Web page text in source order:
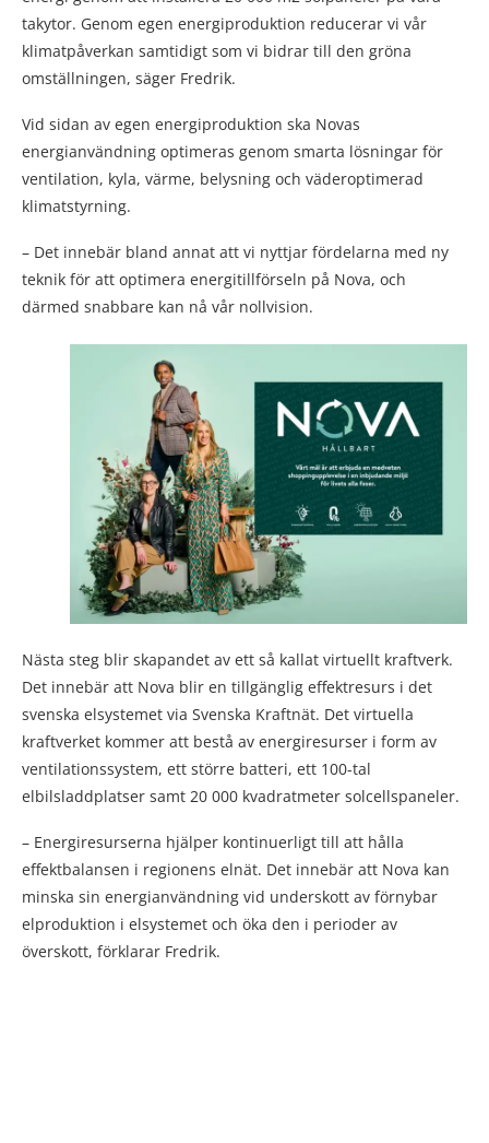
takytor. Genom egen energiproduktion reducerar vi vår
klimatpåverkan samtidigt som vi bidrar till den gröna
omställningen, säger Fredrik.
Vid sidan av egen energiproduktion ska Novas
energianvändning optimeras genom smarta lösningar för
ventilation, kyla, värme, belysning och väderoptimerad
klimatstyrning.
– Det innebär bland annat att vi nyttjar fördelarna med ny
teknik för att optimera energitillförseln på Nova, och
därmed snabbare kan nå vår nollvision.
Nästa steg blir skapandet av ett så kallat virtuellt kraftverk.
Det innebär att Nova blir en tillgänglig effektresurs i det
svenska elsystemet via Svenska Kraftnät. Det virtuella
kraftverket kommer att bestå av energiresurser i form av
ventilationssystem, ett större batteri, ett 100-tal
elbilsladdplatser samt 20 000 kvadratmeter solcellspaneler.
– Energiresurserna hjälper kontinuerligt till att hålla
effektbalansen i regionens elnät. Det innebär att Nova kan
minska sin energianvändning vid underskott av förnybar
elproduktion i elsystemet och öka den i perioder av
överskott, förklarar Fredrik.